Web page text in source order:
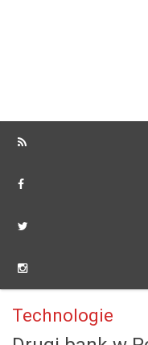
Technologie